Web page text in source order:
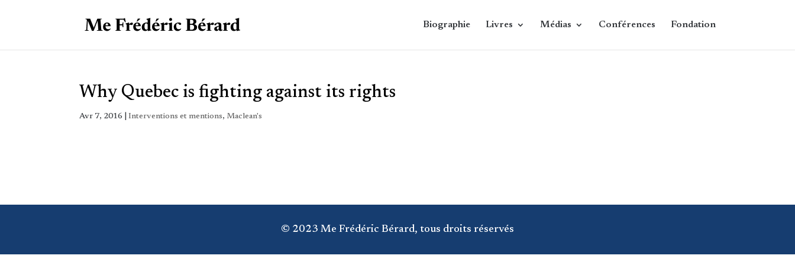
Biographie Livres Médias Conférences Fondation
Why Quebec is fighting against its rights
Avr 7, 2016 |Interventions et mentions, Maclean's
© 2023 Me Frédéric Bérard, tous droits réservés